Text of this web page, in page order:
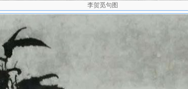
李贺觅句图